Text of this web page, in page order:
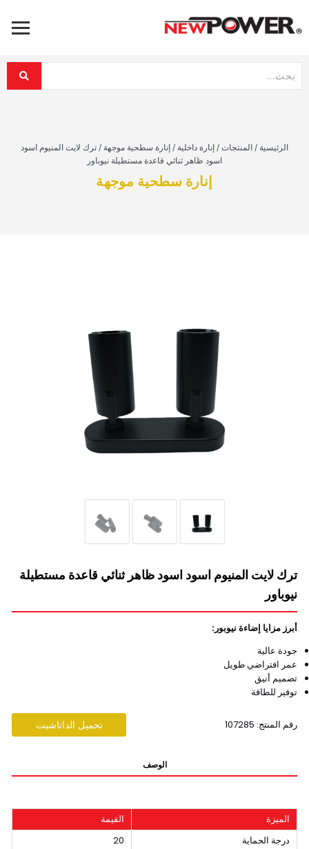
الرئيسية / المنتجات / إنارة داخلية / إنارة سطحية موجهة / ترك لايت المنيوم اسود
اسود ظاهر ثنائي قاعدة مستطيلة نيوباور
إنارة سطحية موجهة
ترك لايت المنيوم اسود اسود ظاهر ثنائي قاعدة مستطيلة
نيوباور
أبرز مزايا إضاءة نيوبور:
جودة عالية
عمر افتراضي طويل
تصميم أنيق
توفير للطاقة
رقم المنتج: 107285 تحميل الداتاشيت
الوصف
الميزة
القيمة
درجة الحماية
20